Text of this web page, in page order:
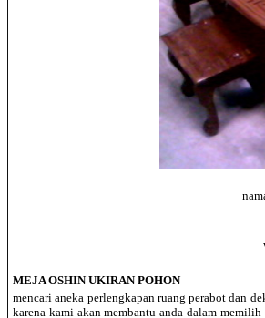
MEJA OSHIN UKIRAN POHON
mencari aneka perlengkapan ruang perabot dan
karena kami akan membantu anda dalam